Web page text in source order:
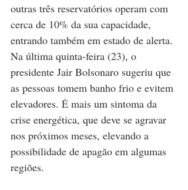
outras três reservatórios operam com
cerca de 10% da sua capacidade,
entrando também em estado de alerta.
Na última quinta-feira (23), o
presidente Jair Bolsonaro sugeriu que
as pessoas tomem banho frio e evitem
elevadores. É mais um sintoma da
crise energética, que deve se agravar
nos próximos meses, elevando a
possibilidade de apagão em algumas
regiões.